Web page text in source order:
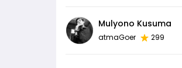
Mulyono Kusuma
atmaGoer 299